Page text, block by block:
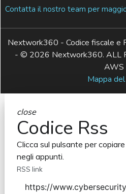
Contatta il nostro team per
Nextwork360 - Codice fiscale
- © 2026 Nextwork360. ALL
AWS
Mappa
close
Codice Rss
Clicca sul pulsante per copiare
negli appunti.
RSS link